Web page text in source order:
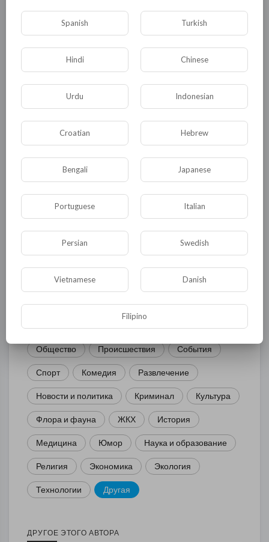
0 0 • 0 Комментарии
Опубликовать
Комментариев нет
КАТЕГОРИИ
Общество Происшествия События
Спорт Комедия Развлечение
Новости и политика Криминал Культура
Флора и фауна ЖКХ История
Медицина Юмор Наука и образование
Религия Экономика Экология
Технологии Другая
ДРУГОЕ ЭТОГО АВТОРА
Spanish Turkish
Hindi Chinese
Urdu Indonesian
Croatian Hebrew
Bengali Japanese
Portuguese Italian
Persian Swedish
Vietnamese Danish
Filipino